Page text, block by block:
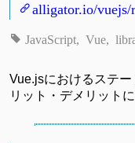
alligator.io/vuejs/
JavaScript Vue
Vue.jsにおけるステ
リット・デメリット